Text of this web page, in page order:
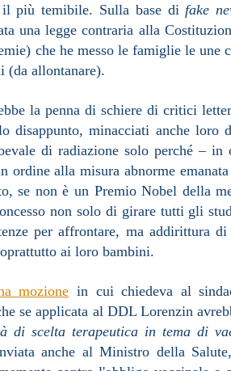
più temibile. Sulla base di fake
una legge contraria alla
che he messo le famiglie le une
(da allontanare).
la penna di schiere di critici
minacciati anche loro
di radiazione solo perché – in
ordine alla misura abnorme
se non è un Premio Nobel della
non solo di girare tutti gli
per affrontare, ma addirittura
ai loro bambini.
mozione in cui chiedeva al
se applicata al DDL Lorenzin
di scelta terapeutica in tema di
anche al Ministro della